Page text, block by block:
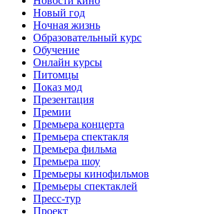
Новый год
Ночная жизнь
Образовательный курс
Обучение
Онлайн курсы
Питомцы
Показ мод
Презентация
Премии
Премьера концерта
Премьера спектакля
Премьера фильма
Премьера шоу
Премьеры кинофильмов
Премьеры спектаклей
Пресс-тур
Проект